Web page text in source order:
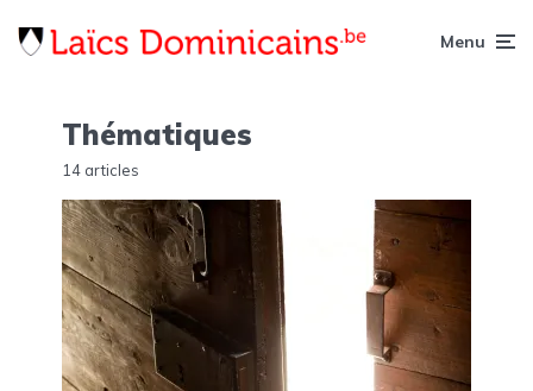
Menu
Thématiques
14 articles